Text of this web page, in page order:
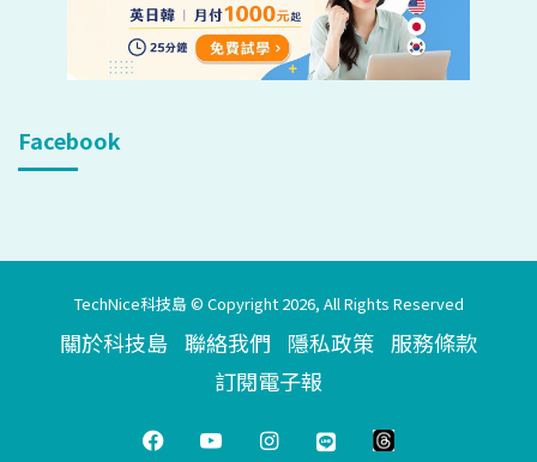
Facebook
TechNice科技島 © Copyright 2026, All Rights Reserved
關於科技島 聯絡我們 隱私政策 服務條款
訂閱電子報